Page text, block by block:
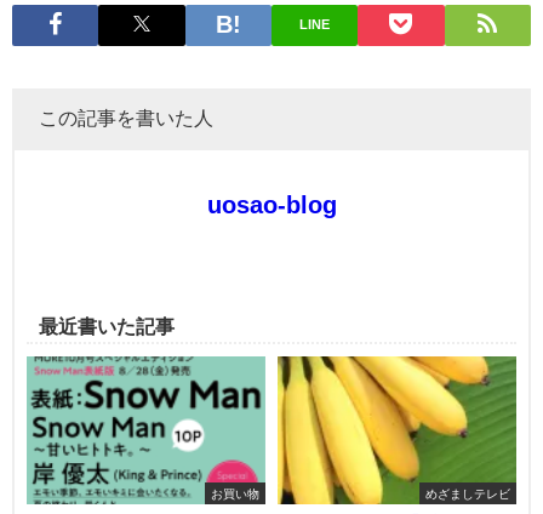
LINE
この記事を書いた人
uosao-blog
最近書いた記事
お買い物 めざましテレビ